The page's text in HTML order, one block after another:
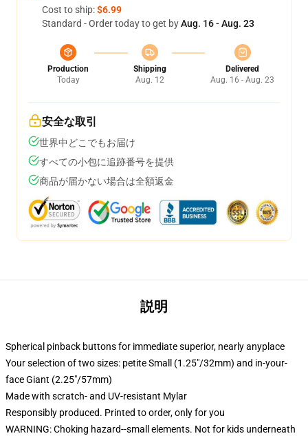
Cost to ship:$6.99
Standard - Order today to get byAug. 16 - Aug. 23
Production
Today
Shipping
Aug. 12
Delivered
Aug. 16 - Aug. 23
安全な取引
世界中どこでもお届け
すべての小包に追跡番号を提供
商品が届かない場合は全額返金
説明
Spherical pinback buttons for immediate superior, nearly anyplace
Your selection of two sizes: petite Small (1.25"/32mm) and in-your-
face Giant (2.25"/57mm)
Made with scratch- and UV-resistant Mylar
Responsibly produced. Printed to order, only for you
WARNING: Choking hazard--small elements. Not for kids underneath